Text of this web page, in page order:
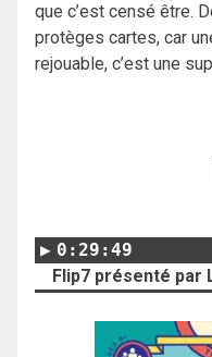
que c’est censé être.
protèges cartes, car
rejouable, c’est une
0:29:49
Flip7 présenté par